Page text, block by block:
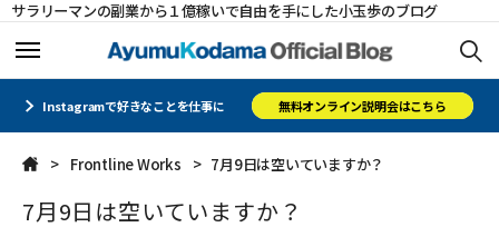
サラリーマンの副業から１億稼いで自由を手にした小玉歩のブログ
ホーム
メルマガ
コミュニティ
ホーム
メルマガ
コミュニティ
Instagramで好きなことを仕事に 無料オンライン説明会はこちら
Frontline Works 7月9日は空いていますか？
7月9日は空いていますか？